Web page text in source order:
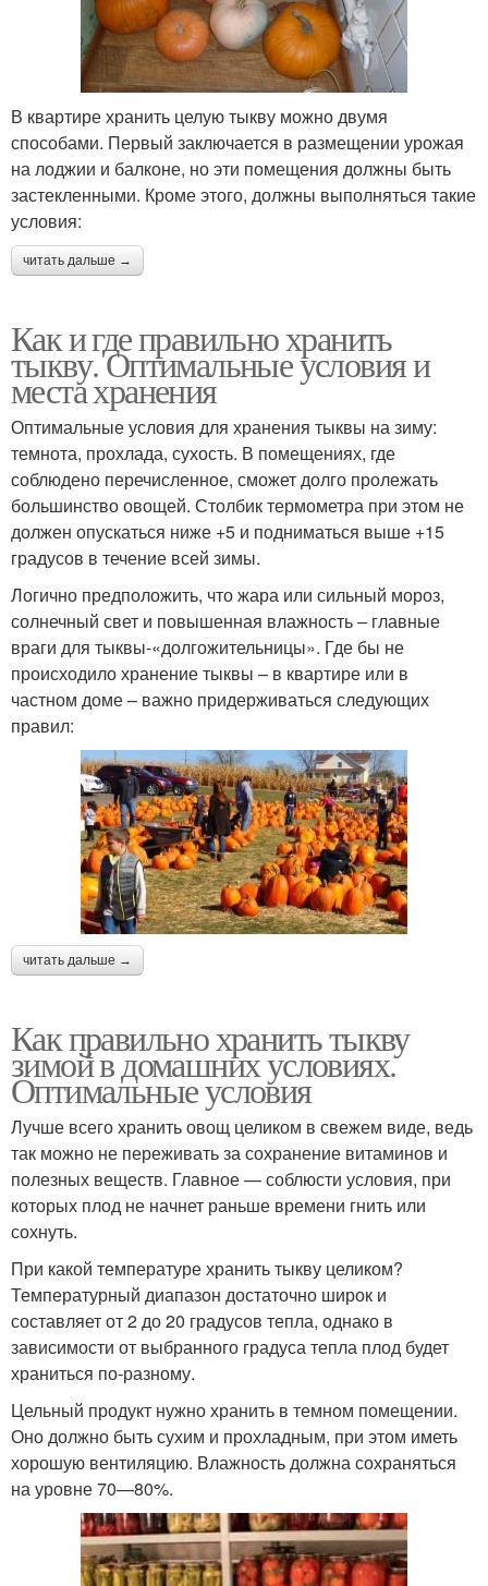
В квартире хранить целую тыкву можно двумя
способами. Первый заключается в размещении урожая
на лоджии и балконе, но эти помещения должны быть
застекленными. Кроме этого, должны выполняться такие
условия:
читать дальше →
Как и где правильно хранить
тыкву. Оптимальные условия и
места хранения
Оптимальные условия для хранения тыквы на зиму:
темнота, прохлада, сухость. В помещениях, где
соблюдено перечисленное, сможет долго пролежать
большинство овощей. Столбик термометра при этом не
должен опускаться ниже +5 и подниматься выше +15
градусов в течение всей зимы.
Логично предположить, что жара или сильный мороз,
солнечный свет и повышенная влажность – главные
враги для тыквы-«долгожительницы». Где бы не
происходило хранение тыквы – в квартире или в
частном доме – важно придерживаться следующих
правил:
читать дальше →
Как правильно хранить тыкву
зимой в домашних условиях.
Оптимальные условия
Лучше всего хранить овощ целиком в свежем виде, ведь
так можно не переживать за сохранение витаминов и
полезных веществ. Главное — соблюсти условия, при
которых плод не начнет раньше времени гнить или
сохнуть.
При какой температуре хранить тыкву целиком?
Температурный диапазон достаточно широк и
составляет от 2 до 20 градусов тепла, однако в
зависимости от выбранного градуса тепла плод будет
храниться по-разному.
Цельный продукт нужно хранить в темном помещении.
Оно должно быть сухим и прохладным, при этом иметь
хорошую вентиляцию. Влажность должна сохраняться
на уровне 70—80%.